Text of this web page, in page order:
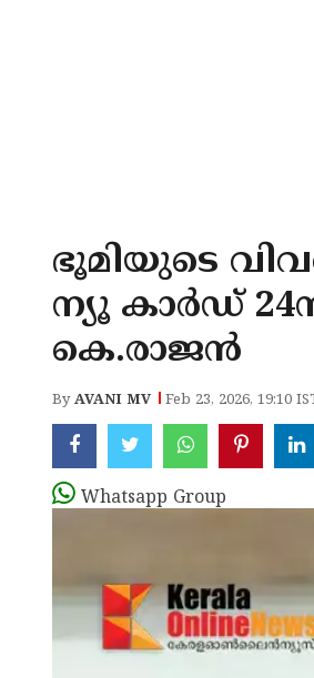
ഭൂമിയുടെ
ന്യൂ കാർഡ്
കെ.രാജൻ
ByAVANI MV Feb 23, 2026, 19:10
Whatsapp Group